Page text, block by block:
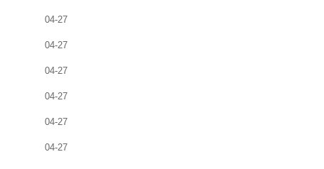
04-27
04-27
04-27
04-27
04-27
04-27